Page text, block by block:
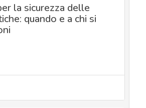
la sicurezza delle
quando e a chi si